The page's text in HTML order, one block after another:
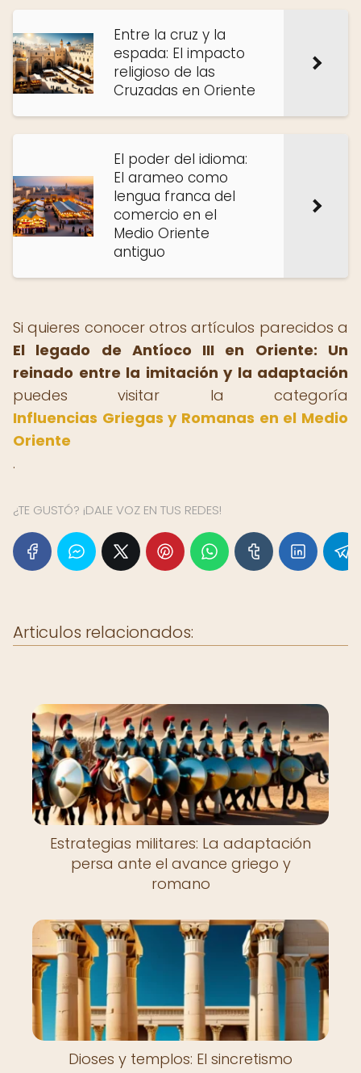
Entre la cruz y la
espada: El impacto
religioso de las
Cruzadas en Oriente
El poder del idioma:
El arameo como
lengua franca del
comercio en el
Medio Oriente
antiguo
Si quieres conocer otros artículos parecidos a
El legado de Antíoco III en Oriente: Un
reinado entre la imitación y la adaptación
puedes visitar la categoría
Influencias Griegas y Romanas en el Medio
Oriente
.
¿TE GUSTÓ? ¡DALE VOZ EN TUS REDES!
Articulos relacionados:
Estrategias militares: La adaptación
persa ante el avance griego y
romano
Dioses y templos: El sincretismo